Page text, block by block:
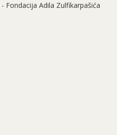
Fondacija Adila Zulfikarpašića